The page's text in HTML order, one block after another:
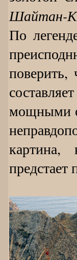
Шайтан-
По
поверить,
мощными